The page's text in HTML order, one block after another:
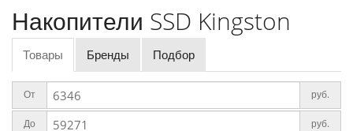
Накопители SSD Kingston
Товары Бренды Подбор
От руб.
До руб.